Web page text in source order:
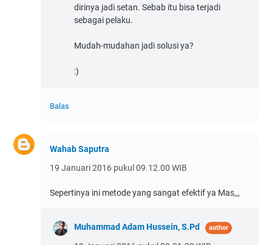
dirinya jadi setan. Sebab itu bisa terjadi
sebagai pelaku.
Mudah-mudahan jadi solusi ya?
:)
Balas
Wahab Saputra
19 Januari 2016 pukul 09.12.00 WIB
Sepertinya ini metode yang sangat efektif ya Mas,,,
Muhammad Adam Hussein, S.Pd